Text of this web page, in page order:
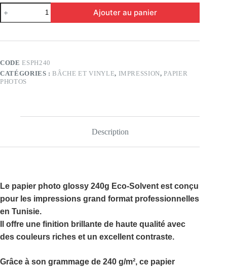
quantité
de
papier
glossy
Solvent
Ajouter au panier
CODEESPH240
CATÉGORIES :BÂCHE ET VINYLE, IMPRESSION,PAPIER
PHOTOS
Description
Le papier photo glossy 240g Eco-Solvent est conçu
pour les impressions grand format professionnelles
en Tunisie.
Il offre une finition brillante de haute qualité avec
des couleurs riches et un excellent contraste.
Grâce à son grammage de 240 g/m², ce papier